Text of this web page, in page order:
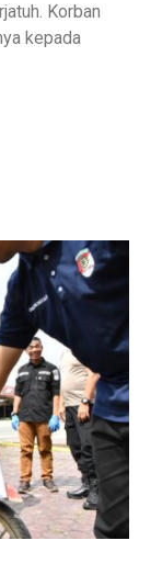
Korban
kepada